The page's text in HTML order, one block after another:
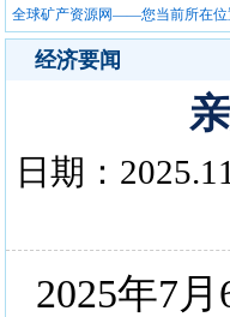
全球矿产资源网——您当前所在位
经济要闻
日期：
2025年7